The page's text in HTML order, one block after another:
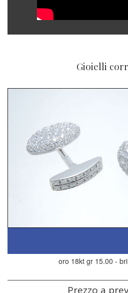
Gioielli
oro 18kt gr 15.00 -
Prezzo a